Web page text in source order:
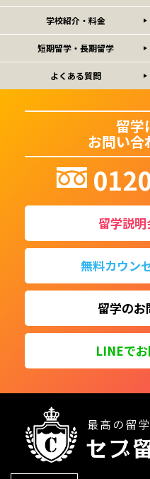
学校紹介・料金
短期留学・長期留学
よくある質問
留学
お問い合
留学説
無料カウン
留学のお
LINEで